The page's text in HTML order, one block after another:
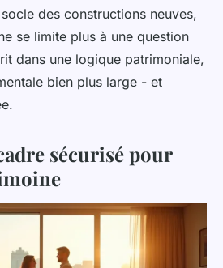
des constructions neuves,
se limite plus à une question
dans une logique patrimoniale,
bien plus large - et
sécurisé pour